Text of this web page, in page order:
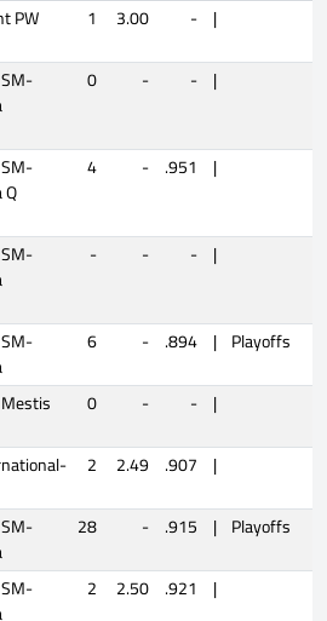
PW 1 3.00 - |
0 - - |
4 - .951 |
- - - |
6 - .894 | Playoffs
0 - - |
2 2.49 .907 |
28 - .915 | Playoffs
2 2.50 .921
|